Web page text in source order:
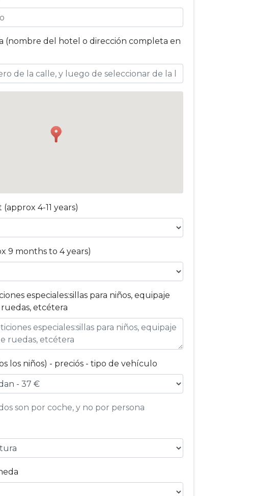
(nombre del hotel o dirección completa en
4-11 years)
9 months to 4 years)
especiales:sillas para niños, equipaje
ruedas, etcétera
los niños) - preciós - tipo de vehículo
son por coche, y no por persona